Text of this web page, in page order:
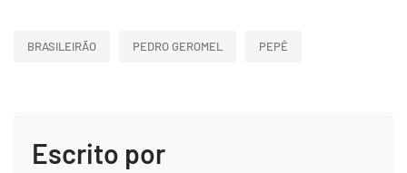
BRASILEIRÃO PEDRO GEROMEL PEPÊ
Escrito por